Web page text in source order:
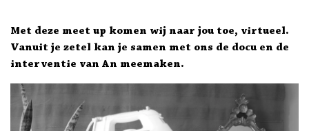
Met deze meet up komen wij naar jou toe, virtueel.
Vanuit je zetel kan je samen met ons de docu en de
interventie van An meemaken.